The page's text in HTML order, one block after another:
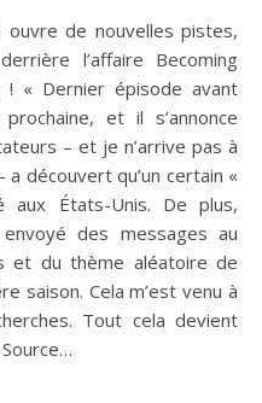
l’affaire Becoming
« Dernier épisode avant
et il s’annonce
– et je n’arrive pas à
a découvert qu’un certain «
aux États-Unis. De plus,
des messages au
et du thème aléatoire de
saison. Cela m’est venu à
Tout cela devient